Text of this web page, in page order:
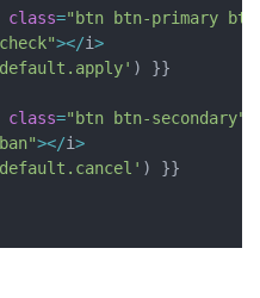
class="btn btn-primary
></i>
) }}
class="btn btn-secondary"
></i>
) }}